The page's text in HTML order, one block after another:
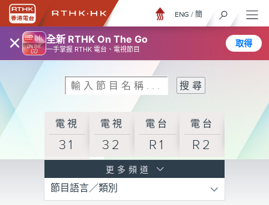
× 全新 RTHK On The Go
一手掌握 RTHK 電台、電視節目
取得
ENG / 簡
電視
31
電視
32
電台
R1
電台
R2
R3
更多頻道
節目語言／類別